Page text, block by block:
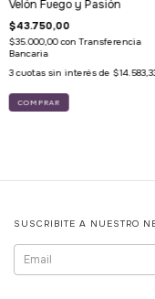
Velón Fuego y Pasión
$43.750,00
$35.000,00con Transferencia
Bancaria
3 cuotas sin interés de
SUSCRIBITE A NUESTRO